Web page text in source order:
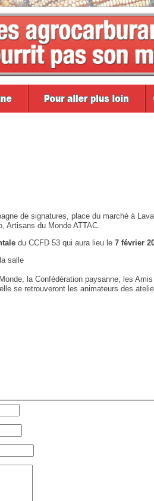
de signatures, place du marché à
Artisans du Monde ATTAC.
du CCFD 53 qui aura lieu le 7 février
salle
la Confédération paysanne, les
se retrouveront les animateurs des